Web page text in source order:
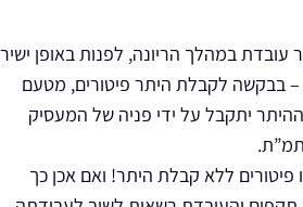
עובדת במהלך הריונה, לפנות באופן ישיר
בבקשה לקבלת היתר פיטורים, מטעם
יתקבל על ידי פניה של המעסיק
פיטורים ללא קבלת היתר! ואם אכן כך